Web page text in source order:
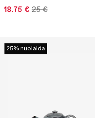
18.75 € 25 €
25% nuolaida